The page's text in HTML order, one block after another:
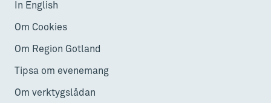
In English
Om Cookies
Om Region Gotland
Tipsa om evenemang
Om verktygslådan